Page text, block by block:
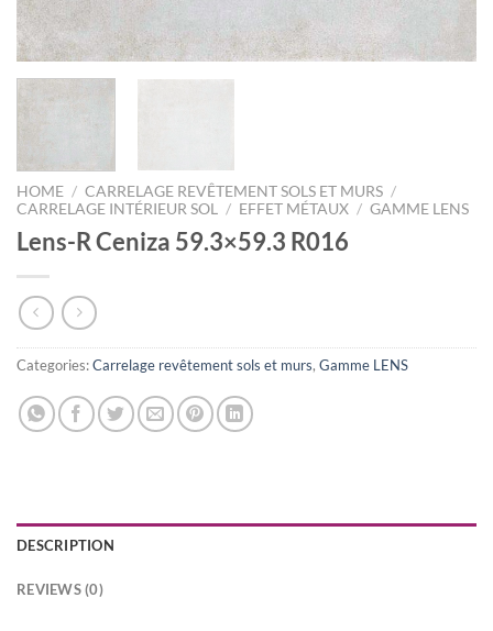
HOME / CARRELAGE REVÊTEMENT SOLS ET MURS /
CARRELAGE INTÉRIEUR SOL
/ EFFET MÉTAUX / GAMME LENS
Lens-R Ceniza 59.3×59.3 R016
Categories:Carrelage revêtement sols et murs, Gamme LENS
DESCRIPTION
REVIEWS (0)